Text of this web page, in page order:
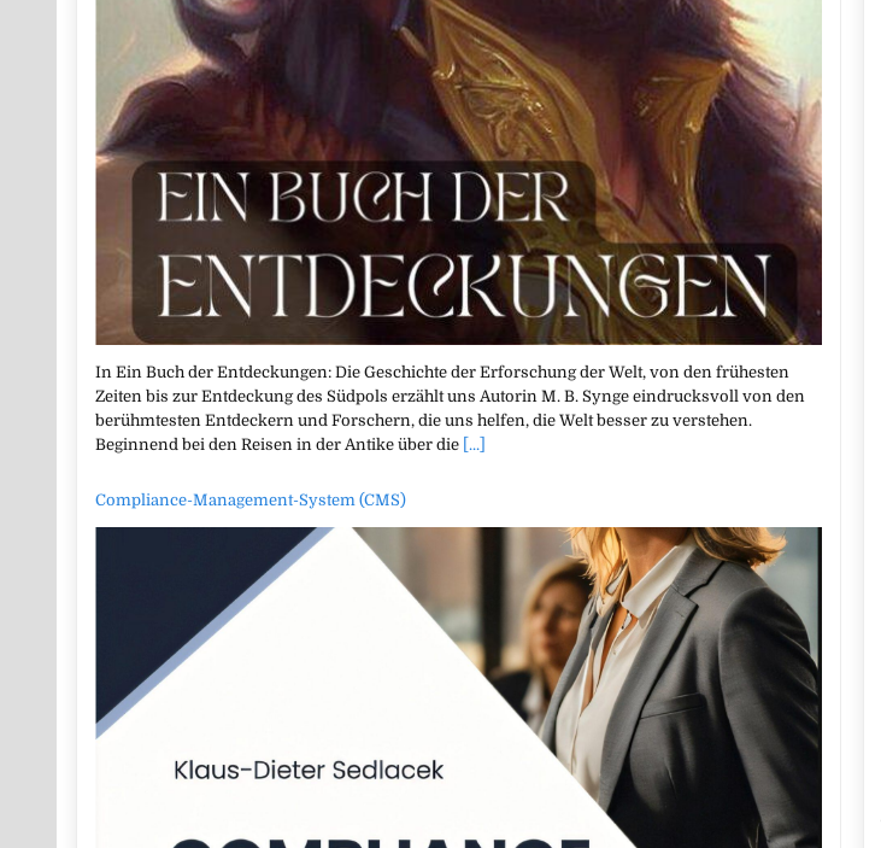
In Ein Buch der Entdeckungen: Die Geschichte der Erforschung der Welt, von den frühesten
Zeiten bis zur Entdeckung des Südpols erzählt uns Autorin M. B. Synge eindrucksvoll von den
berühmtesten Entdeckern und Forschern, die uns helfen, die Welt besser zu verstehen.
Beginnend bei den Reisen in der Antike über die [...]
Compliance-Management-System (CMS)